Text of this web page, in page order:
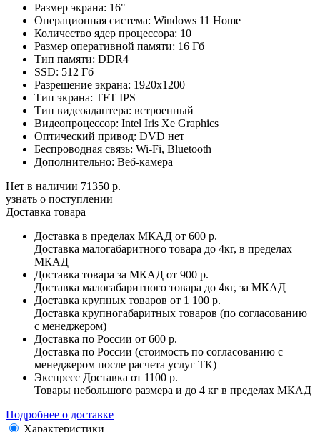
Размер экрана: 16"
Операционная система: Windows 11 Home
Количество ядер процессора: 10
Размер оперативной памяти: 16 Гб
Тип памяти: DDR4
SSD: 512 Гб
Разрешение экрана: 1920x1200
Тип экрана: TFT IPS
Тип видеоадаптера: встроенный
Видеопроцессор: Intel Iris Xe Graphics
Оптический привод: DVD нет
Беспроводная связь: Wi-Fi, Bluetooth
Дополнительно: Веб-камера
Нет в наличии 71350 р.
узнать о поступлении
Доставка товара
Доставка в пределах МКАД от 600 р.
Доставка малогабаритного товара до 4кг, в пределах
МКАД
Доставка товара за МКАД от 900 р.
Доставка малогабаритного товара до 4кг, за МКАД
Доставка крупных товаров от 1 100 р.
Доставка крупногабаритных товаров (по согласованию
с менеджером)
Доставка по России от 600 р.
Доставка по России (стоимость по согласованию с
менеджером после расчета услуг ТК)
Экспресс Доставка от 1100 р.
Товары небольшого размера и до 4 кг в пределах МКАД
Подробнее о доставке
Характеристики